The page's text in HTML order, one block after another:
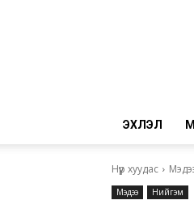
ЭХЛЭЛ
Нүүр хуудас
Мэдээ Нийгэм